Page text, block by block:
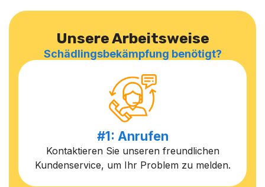
Unsere Arbeitsweise
Schädlingsbekämpfung benötigt?
#1: Anrufen
Kontaktieren Sie unseren freundlichen
Kundenservice, um Ihr Problem zu melden.